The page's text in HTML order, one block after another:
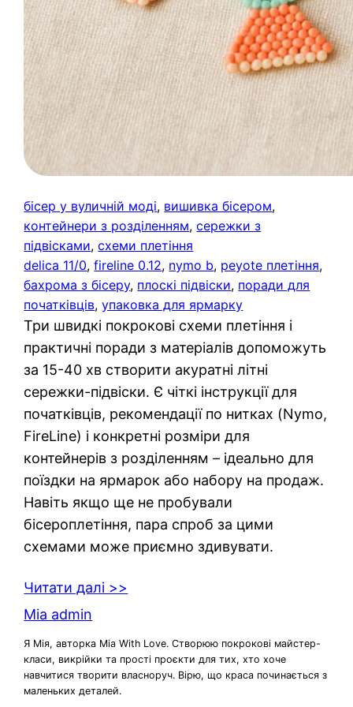
бісер у вуличній моді, вишивка бісером
контейнери з розділенням, сережки з
підвісками, схеми плетіння
delica 11/0, fireline 0.12, nymo b, peyote плетіння
бахрома з бісеру, плоскі підвіски, поради для
початківців, упаковка для ярмарку
Три швидкі покрокові схеми плетіння і
практичні поради з матеріалів допоможуть
за 15-40 хв створити акуратні літні
сережки-підвіски. Є чіткі інструкції для
початківців, рекомендації по нитках (Nymo,
FireLine) і конкретні розміри для
контейнерів з розділенням – ідеально для
поїздки на ярмарок або набору на продаж.
Навіть якщо ще не пробували
бісероплетіння, пара спроб за цими
схемами може приємно здивувати.
Читати далі >>
Mia admin
Я Мія, авторка Mia With Love. Створюю покрокові майстер-
класи, викрійки та прості проєкти для тих, хто хоче
навчитися творити власноруч. Вірю, що краса починається з
маленьких деталей.